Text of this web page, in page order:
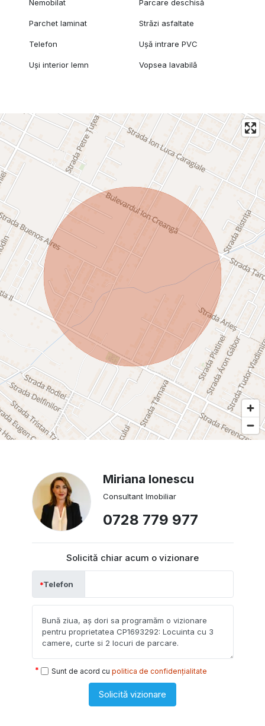
Nemobilat Parcare deschisă
Parchet laminat Străzi asfaltate
Telefon Ușă intrare PVC
Uși interior lemn Vopsea lavabilă
Miriana Ionescu
Consultant Imobiliar
0728 779 977
Solicită chiar acum o vizionare
Telefon
Sunt de acord cu politica de confidențialitate
Solicită vizionare